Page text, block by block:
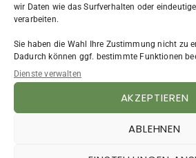
wir Daten wie das Surfverhalten oder
verarbeiten.
Sie haben die Wahl Ihre Zustimmung nicht zu
Dadurch können ggf. bestimmte Funktionen
Dienste verwalten
AKZEPTIEREN
ABLEHNEN
Quelle: Statista
Einen Rückzieher
der Frauenquote bin, wenn sie doch bisher